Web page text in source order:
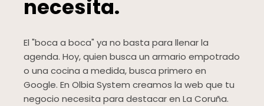
necesita.
El "boca a boca" ya no basta para llenar la
agenda. Hoy, quien busca un armario empotrado
o una cocina a medida, busca primero en
Google. En Olbia System creamos la web que tu
negocio necesita para destacar en La Coruña.